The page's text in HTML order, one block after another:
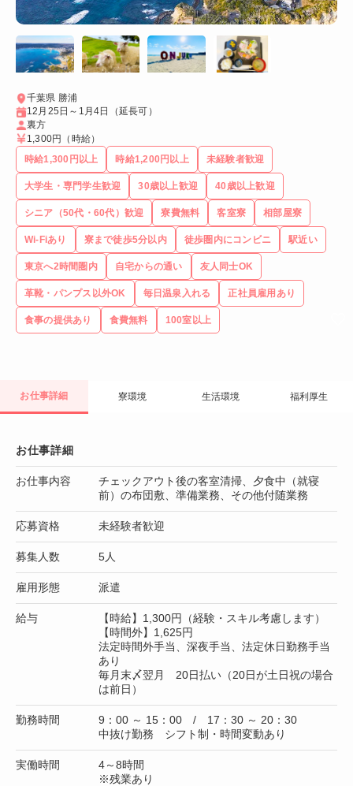
千葉県 勝浦
12月25日～1月4日（延長可）
裏方
1,300円 （時給）
時給1,300円以上
時給1,200円以上 未経験者歓迎
大学生・専門学生歓迎 30歳以上歓迎 40歳以上歓迎
シニア（50代・60代）歓迎 寮費無料 客室寮 相部屋寮
Wi-Fiあり 寮まで徒歩5分以内 徒歩圏内にコンビニ 駅近い
東京へ2時間圏内 自宅からの通い 友人同士OK
革靴・パンプス以外OK 毎日温泉入れる 正社員雇用あり
食事の提供あり 食費無料 100室以上
お仕事詳細 寮環境 生活環境 福利厚生
お仕事詳細
お仕事内容
チェックアウト後の客室清掃、夕食中（就寝
前）の布団敷、準備業務、その他付随業務
応募資格 未経験者歓迎
募集人数 5人
雇用形態 派遣
給与
【時給】1,300円（経験・スキル考慮します）
【時間外】1,625円
法定時間外手当、深夜手当、法定休日勤務手当
あり
毎月末〆翌月 20日払い（20日が土日祝の場合
は前日）
勤務時間
9：00 ～ 15：00 / 17：30 ～ 20：30
中抜け勤務 シフト制・時間変動あり
実働時間
4～8時間
※残業あり